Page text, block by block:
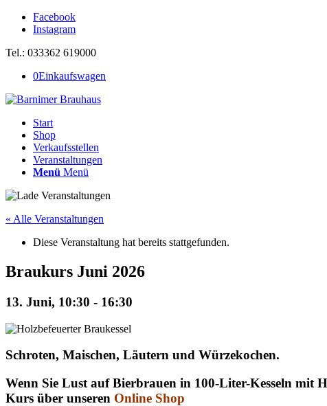
Facebook
Instagram
Tel.: 033362 619000
0Einkaufswagen
Start
Shop
Verkaufsstellen
Veranstaltungen
Menü Menü
« Alle Veranstaltungen
Diese Veranstaltung hat bereits stattgefunden.
Braukurs Juni 2026
13. Juni, 10:30 - 16:30
Schroten, Maischen, Läutern und Würzekochen.
Wenn Sie Lust auf Bierbrauen in 100-Liter-Kesseln mit
Kurs über unseren Online Shop